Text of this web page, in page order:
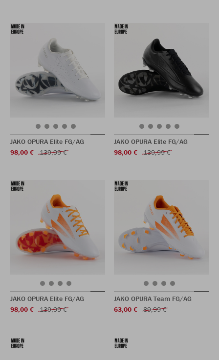
JAKO OPURA Elite FG/AG
98,00 €
139,99 €
JAKO OPURA Elite FG/AG
98,00 €
139,99 €
JAKO OPURA Elite FG/AG
98,00 €
139,99 €
JAKO OPURA Team FG/AG
63,00 €
89,99 €